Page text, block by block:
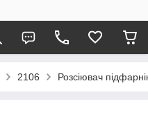
2106 Розсіювач